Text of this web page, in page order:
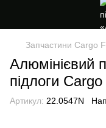
Запчастини Cargo
Алюмінієвий
підлоги
Артикул: 22.0547N